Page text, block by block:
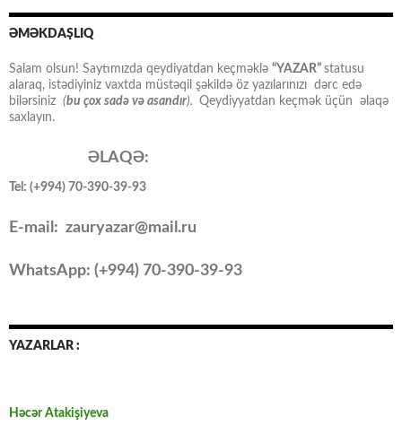
ƏMƏKDAŞLIQ
Salam olsun! Saytımızda qeydiyatdan keçməklə “YAZAR” statusu
alaraq, istədiyiniz vaxtda müstəqil şəkildə öz yazılarınızı dərc edə
bilərsiniz (bu çox sadə və asandır). Qeydiyyatdan keçmək üçün əlaqə
saxlayın.
ƏLAQƏ:
Tel: (+994) 70-390-39-93
E-mail: zauryazar@mail.ru
WhatsApp: (+994) 70-390-39-93
YAZARLAR :
Həcər Atakişiyeva